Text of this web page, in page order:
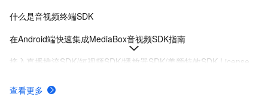
什么是音视频终端SDK
在Android端快速集成MediaBox音视频SDK指南
接入直播推流SDK/短视频SDK/播放器SDK/美颜特效SDK License
MediaBox音视频SDK Demo体验
查看更多